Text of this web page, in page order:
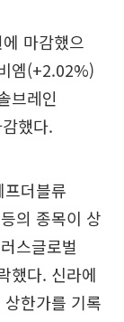
마감했으
엠(+2.02%)
브레인
했다.
더블류
의 종목이 상
스글로벌
했다. 신라에
한가를 기록